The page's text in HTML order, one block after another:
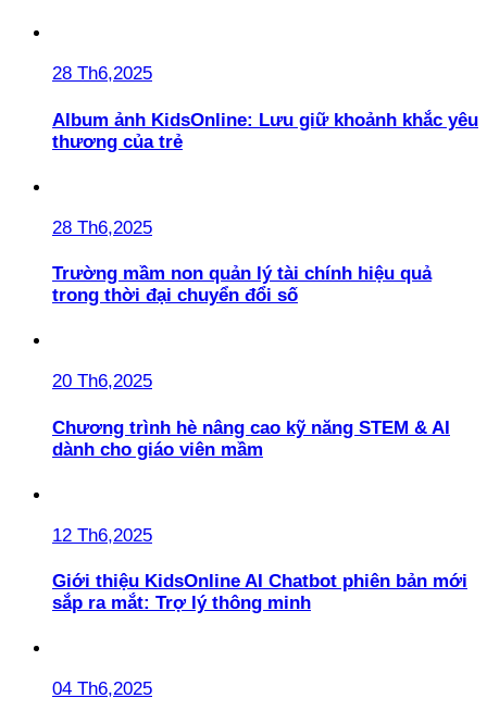
28 Th6,2025
Album ảnh KidsOnline: Lưu giữ khoảnh khắc yêu
thương của trẻ
28 Th6,2025
Trường mầm non quản lý tài chính hiệu quả
trong thời đại chuyển đổi số
20 Th6,2025
Chương trình hè nâng cao kỹ năng STEM & AI
dành cho giáo viên mầm
12 Th6,2025
Giới thiệu KidsOnline AI Chatbot phiên bản mới
sắp ra mắt: Trợ lý thông minh
04 Th6,2025